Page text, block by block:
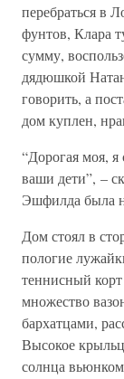
перебраться в
фунтов, Клара
сумму,
дядюшкой
говорить, а
дом куплен,
“Дорогая моя, я
ваши дети”, –
Эшфилда была
Дом стоял в
пологие
теннисный
множество
бархатцами,
Высокое
солнца